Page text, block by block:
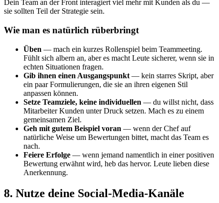
Dein Team an der Front interagiert viel mehr mit Kunden als du —
sie sollten Teil der Strategie sein.
Wie man es natürlich rüberbringt
Üben — mach ein kurzes Rollenspiel beim Teammeeting.
Fühlt sich albern an, aber es macht Leute sicherer, wenn sie in
echten Situationen fragen.
Gib ihnen einen Ausgangspunkt — kein starres Skript, aber
ein paar Formulierungen, die sie an ihren eigenen Stil
anpassen können.
Setze Teamziele, keine individuellen — du willst nicht, dass
Mitarbeiter Kunden unter Druck setzen. Mach es zu einem
gemeinsamen Ziel.
Geh mit gutem Beispiel voran — wenn der Chef auf
natürliche Weise um Bewertungen bittet, macht das Team es
nach.
Feiere Erfolge — wenn jemand namentlich in einer positiven
Bewertung erwähnt wird, heb das hervor. Leute lieben diese
Anerkennung.
8. Nutze deine Social-Media-Kanäle